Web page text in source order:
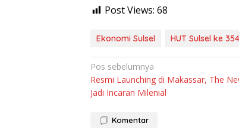
Post Views: 68
Ekonomi Sulsel HUT Sulsel ke 354
Navigasi
pos
Pos sebelumnya
Resmi Launching di Makassar, The
Jadi Incaran Milenial
Komentar